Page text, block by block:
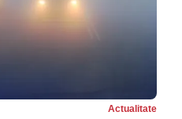
Actualitate